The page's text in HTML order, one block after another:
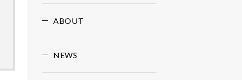
ABOUT
NEWS